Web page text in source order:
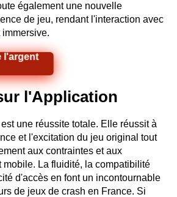
également une nouvelle
de jeu, rendant l'interaction avec
immersive.
l'argent
l'Application
est une réussite totale. Elle réussit à
et l'excitation du jeu original tout
aux contraintes et aux
mobile. La fluidité, la compatibilité
d'accès en font un incontournable
de jeux de crash en France. Si